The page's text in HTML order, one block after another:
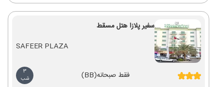
سفیر پلازا هتل مسقط
SAFEER PLAZA
فقط صبحانه(BB)
3
شب